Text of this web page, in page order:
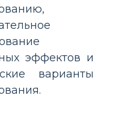
эффектов и
варианты